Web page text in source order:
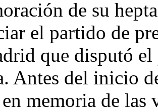
de su
el partido de
que disputó
Antes del inicio
memoria de las